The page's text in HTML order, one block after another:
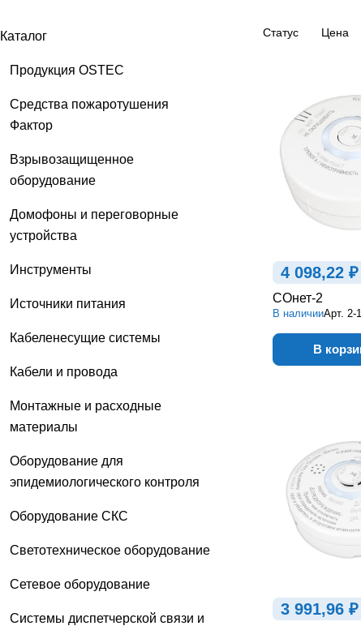
Статус Цена
4 098,22 ₽
СОнет-2
В наличииАрт. 2-
В
3 991,96 ₽
Каталог
Продукция OSTEC
Средства пожаротушения
Фактор
Взрывозащищенное
оборудование
Домофоны и переговорные
устройства
Инструменты
Источники питания
Кабеленесущие системы
Кабели и провода
Монтажные и расходные
материалы
Оборудование для
эпидемиологического контроля
Оборудование СКС
Светотехническое оборудование
Сетевое оборудование
Системы диспетчерской связи и